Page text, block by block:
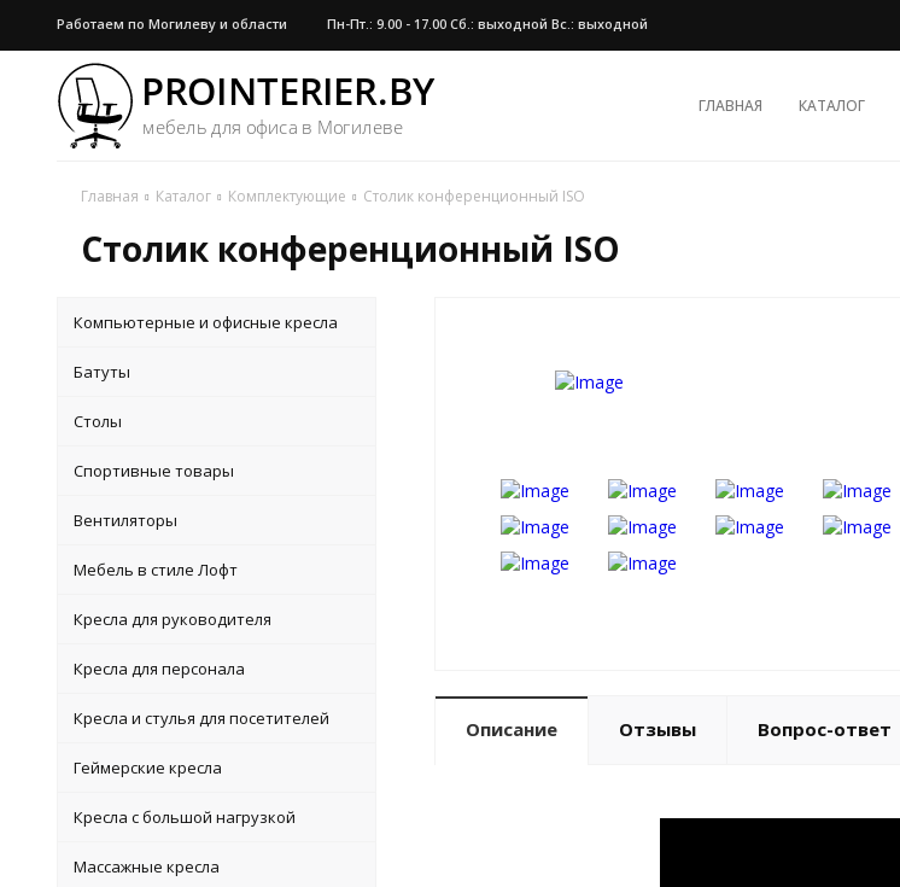
Работаем по Могилеву и области Пн-Пт.: 9.00 - 17.00 Сб.: выходной Вс.: выходной
ГЛАВНАЯ КАТАЛОГ
Главная Каталог Комплектующие Столик конференционный ISO
Столик конференционный ISO
Компьютерные и офисные кресла
Батуты
Столы
Спортивные товары
Вентиляторы
Мебель в стиле Лофт
Кресла для руководителя
Кресла для персонала
Кресла и стулья для посетителей
Геймерские кресла
Кресла с большой нагрузкой
Массажные кресла
Описание Отзывы Вопрос-ответ